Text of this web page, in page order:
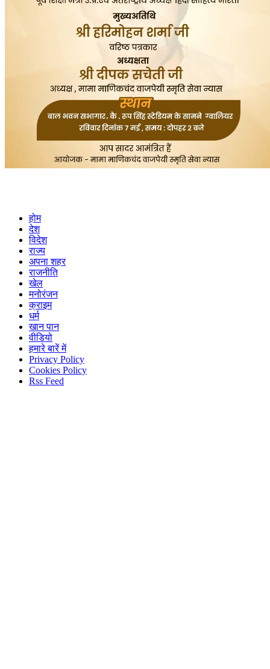
होम
देश
विदेश
राज्य
अपना शहर
राजनीति
खेल
मनोरंजन
क्राइम
धर्म
खान पान
वीडियो
हमारे बारें में
Privacy Policy
Cookies Policy
Rss Feed